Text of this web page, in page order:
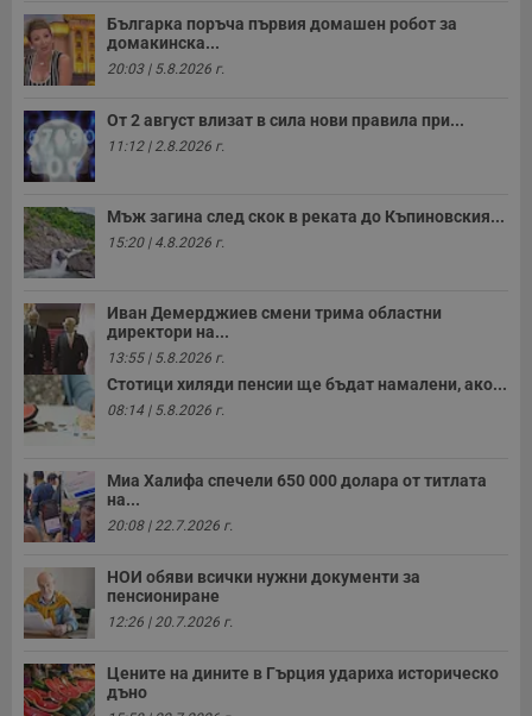
Българка поръча първия домашен робот за
домакинска...
20:03 | 5.8.2026 г.
От 2 август влизат в сила нови правила при...
11:12 | 2.8.2026 г.
Мъж загина след скок в реката до Къпиновския...
15:20 | 4.8.2026 г.
Иван Демерджиев смени трима областни
директори на...
13:55 | 5.8.2026 г.
Стотици хиляди пенсии ще бъдат намалени, ако...
08:14 | 5.8.2026 г.
Миа Халифа спечели 650 000 долара от титлата
на...
20:08 | 22.7.2026 г.
НОИ обяви всички нужни документи за
пенсиониране
12:26 | 20.7.2026 г.
Цените на дините в Гърция удариха историческо
дъно